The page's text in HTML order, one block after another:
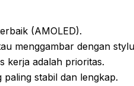
(AMOLED).
menggambar dengan
kerja adalah prioritas.
stabil dan lengkap.